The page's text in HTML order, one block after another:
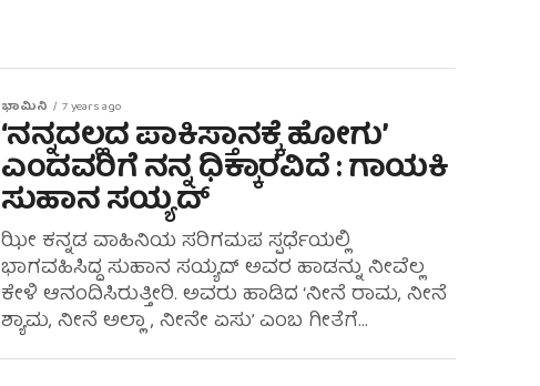
ಭಾಮಿನಿ 7 years ago
‘ನನ್ನದಲ್ಲದ ಪಾಕಿಸ್ತಾನಕ್ಕೆ ಹೋಗು’
ಎಂದವರಿಗೆ ನನ್ನ ಧಿಕ್ಕಾರವಿದೆ : ಗಾಯಕಿ‌
ಸುಹಾನ ಸಯ್ಯದ್
ಝೀ ಕನ್ನಡ ವಾಹಿನಿಯ ಸರಿಗಮಪ ಸ್ಪರ್ಧೆಯಲ್ಲಿ
ಭಾಗವಹಿಸಿದ್ದ ಸುಹಾನ ಸಯ್ಯದ್ ಅವರ ಹಾಡನ್ನು ನೀವೆಲ್ಲ
ಕೇಳಿ ಆನಂದಿಸಿರುತ್ತೀರಿ. ಅವರು ಹಾಡಿದ ‘ನೀನೆ ರಾಮ, ನೀನೆ
ಶ್ಯಾಮ, ನೀನೆ ಅಲ್ಲಾ , ನೀನೇ ಏಸು’ ಎಂಬ ಗೀತೆಗೆ...